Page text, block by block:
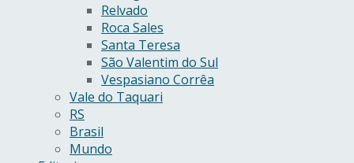
Relvado
Roca Sales
Santa Teresa
São Valentim do Sul
Vespasiano Corrêa
Vale do Taquari
RS
Brasil
Mundo